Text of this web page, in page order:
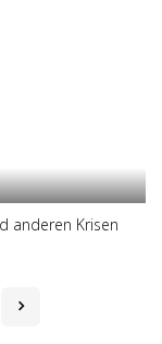
anderen Krisen